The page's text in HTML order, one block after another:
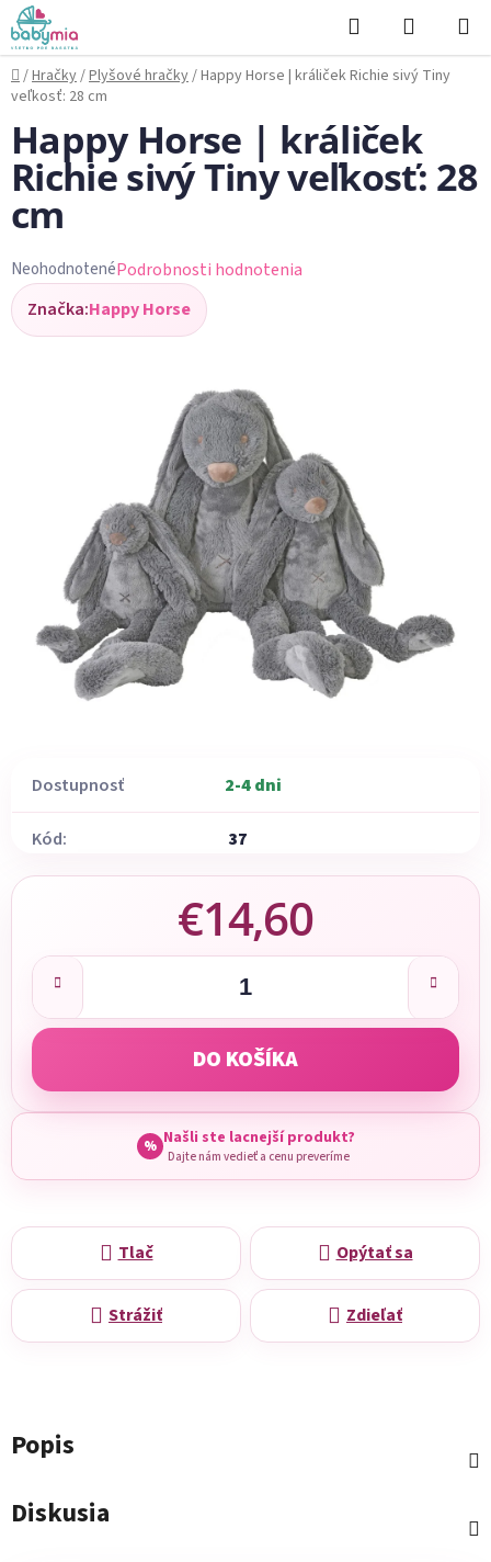
Prejsť
na
obsah
Hľadať
KOŠÍK
Domov
/Hračky/Plyšové hračky/Happy Horse | králiček Richie sivý Tiny
veľkosť: 28 cm
Dostupnosť 2-4 dni
Kód: 37
€14,60
Jednotková cena:
DO KOŠÍKA
% Našli ste lacnejší produkt?
Dajte nám vedieť a cenu preveríme
Tlač Opýtať sa
Strážiť Zdieľať
Happy Horse | králiček
Richie sivý Tiny veľkosť: 28
cm
Priemerné
hodnotenie
produktu
NeohodnotenéPodrobnosti hodnotenia
Značka:Happy Horse
Popis
Diskusia